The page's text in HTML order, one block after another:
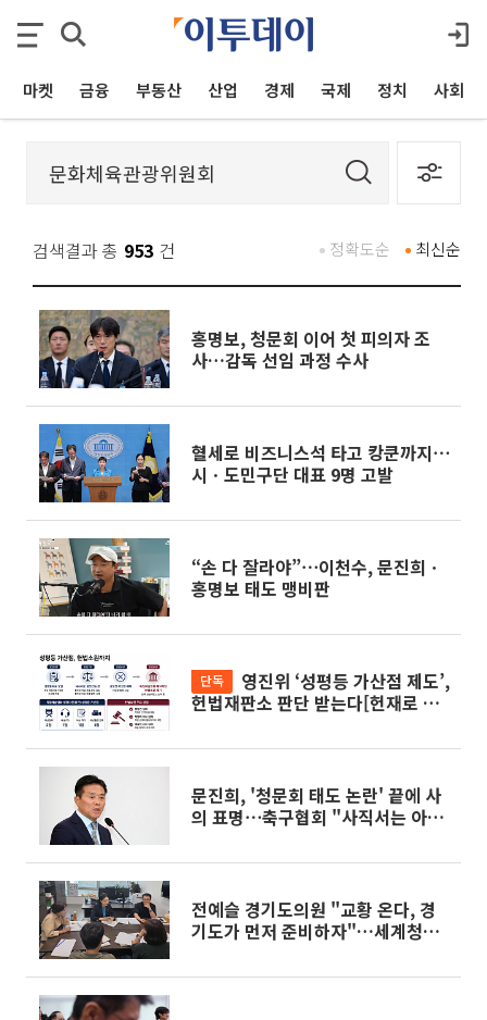
마켓 금융 부동산 산업 경제 국제 정치 사회
검색결과 총 953 건 최신순
정확도순
홍명보, 청문회 이어 첫 피의자 조
사…감독 선임 과정 수사
혈세로 비즈니스석 타고 캉쿤까지⋯
시ㆍ도민구단 대표 9명 고발
“손 다 잘라야”⋯이천수, 문진희ㆍ
홍명보 태도 맹비판
단독
헌법재판소 판단 받는다[헌재로 간
문진희, '청문회 태도 논란' 끝에 사
의 표명⋯축구협회 "사직서는 아
전예슬 경기도의원 "교황 온다, 경
기도가 먼저 준비하자"…세계청년